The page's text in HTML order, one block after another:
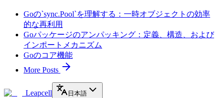
Goの`sync.Pool`を理解する：一時オブジェクトの効率
的な再利用
Goパッケージのアンパッキング：定義、構造、および
インポートメカニズム
Goのコア機能
More Posts
Leapcell 日本語